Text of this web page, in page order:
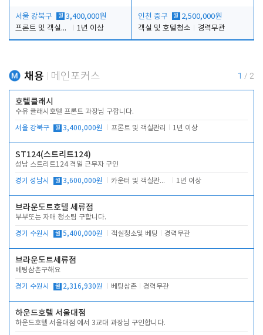
서울 강북구 월 3,400,000원
프론트 및 객실관리
1년 이상
인천 중구 월 2,500,000원
객실 및 호텔청소
경력무관
채용 메인포커스 1 / 2
호텔클래시
수유 클래시호텔 프론트 과장님 구합니다.
서울 강북구 월 3,400,000원 프론트 및 객실관리 1년 이상
ST124(스트리트124)
성남 스트리트124 격일 근무자 구인
경기 성남시 월 3,600,000원 카운터 및 객실관리 전반 1년 이상
브라운도트호텔 세류점
부부또는 자매 청소팀 구합니다.
경기 수원시 월 5,400,000원 객실청소및 베팅 경력무관
브라운도트세류점
베팅삼촌구해요
경기 수원시 월 2,316,930원 베팅삼촌 경력무관
하운드호텔 서울대점
하운드호텔 서울대점 에서 3교대 과장님 구인합니다.